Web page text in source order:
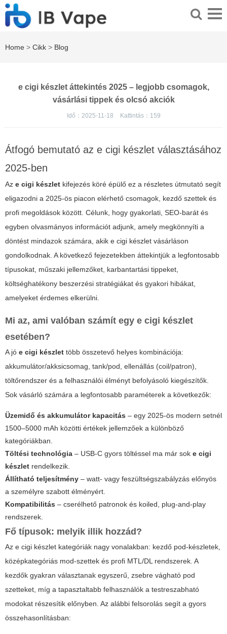
Home > Cikk > Blog
e cigi készlet áttekintés 2025 – legjobb csomagok,
vásárlási tippek és olcsó akciók
Idő：2025-11-18 Kattintás： 159
Átfogó bemutató az e cigi készlet választásához
2025-ben
Az e cigi készlet kifejezés köré épülő ez a részletes útmutató segít
eligazodni a 2025-ös piacon elérhető csomagok, kezdő szettek és
profi megoldások között. Célunk, hogy gyakorlati, SEO-barát és
egyben olvasmányos információt adjunk, amely megkönnyíti a
döntést mindazok számára, akik e cigi készlet vásárláson
gondolkodnak. A következő fejezetekben áttekintjük a legfontosabb
típusokat, műszaki jellemzőket, karbantartási tippeket,
költséghatékony beszerzési stratégiákat és gyakori hibákat,
amelyeket érdemes elkerülni.
Mi az, ami valóban számít egy e cigi készlet
esetében?
A jó e cigi készlet több összetevő helyes kombinációja:
akkumulátor/akksicsomag, tank/pod, ellenállás (coil/patron),
töltőrendszer és a felhasználói élményt befolyásoló kiegészítők.
Sok vásárló számára a legfontosabb paraméterek a következők:
Üzemidő és akkumulátor kapacitás – egy 2025-ös modern setnél
1500–5000 mAh közötti értékek jellemzőek a különböző
kategóriákban.
Töltési technológia – USB-C gyors töltéssel ma már sok e cigi
készlet rendelkezik.
Állítható teljesítmény – watt- vagy feszültségszabályzás előnyös
a személyre szabott élményért.
Kompatibilitás – cserélhető patronok és koiled, plug-and-play
rendszerek.
Fő típusok: melyik illik hozzád?
Az e cigi készlet kategóriák nagy vonalakban: kezdő pod-készletek,
középkategóriás mod-szettek és profi MTL/DL rendszerek. A
kezdők gyakran választanak egyszerű, zsebre vágható pod
szetteket, míg a tapasztaltabb felhasználók a testreszabható
modokat részesítik előnyben. Az alábbi felsorolás segít a gyors
összehasonlításban: